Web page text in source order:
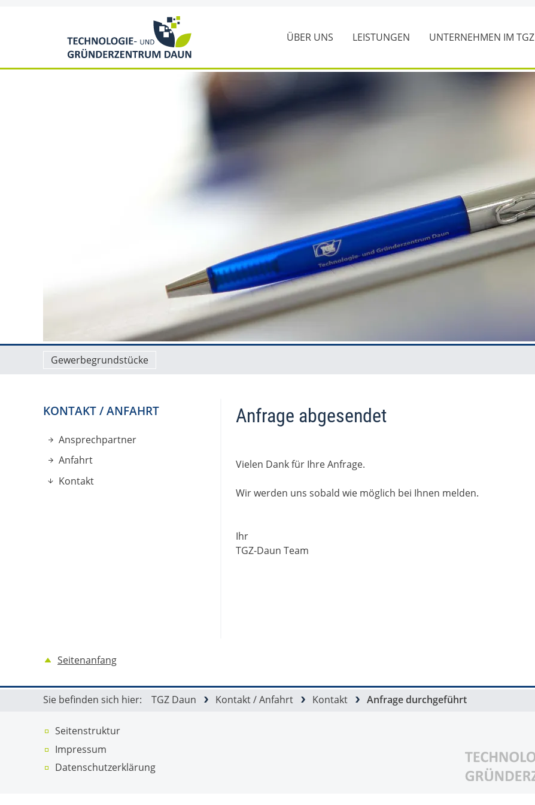
ÜBER UNS LEISTUNGEN UNTERNEHMEN IM TGZ
Gewerbegrundstücke
Anfrage abgesendet
Vielen Dank für Ihre Anfrage.
Wir werden uns sobald wie möglich bei Ihnen melden.
Ihr
TGZ-Daun Team
KONTAKT / ANFAHRT
Ansprechpartner
Anfahrt
Kontakt
Seitenanfang
Sie befinden sich hier: TGZ Daun Kontakt / Anfahrt Kontakt Anfrage durchgeführt
Seitenstruktur
Impressum
Datenschutz­erklärung